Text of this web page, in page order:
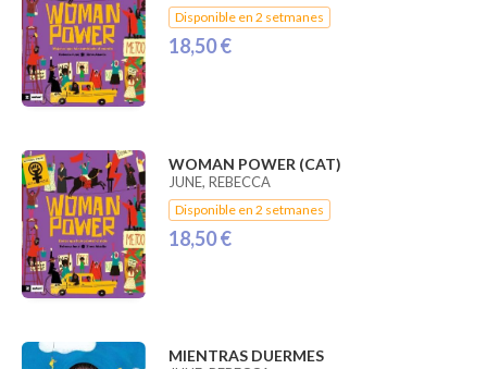
Disponible en 2 setmanes
18,50 €
WOMAN POWER (CAT)
JUNE, REBECCA
Disponible en 2 setmanes
18,50 €
MIENTRAS DUERMES